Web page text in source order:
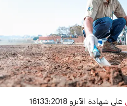
على شهادة الآيزو 16133:2018